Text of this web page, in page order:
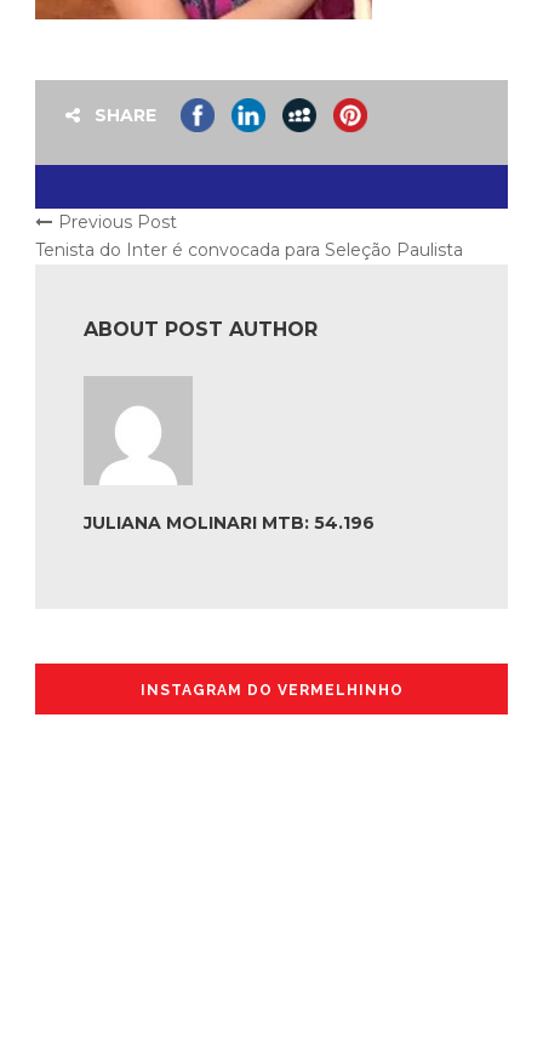
SHARE
Previous Post
Tenista do Inter é convocada para Seleção Paulista
ABOUT POST AUTHOR
JULIANA MOLINARI MTB: 54.196
INSTAGRAM DO VERMELHINHO